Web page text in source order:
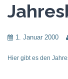
1. Januar 2000
Hier gibt es den